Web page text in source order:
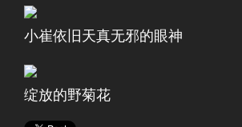
小崔依旧天真无邪的眼神
绽放的野菊花